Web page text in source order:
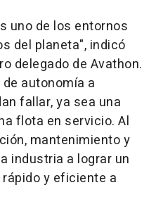
uno de los entornos
del planeta", indicó
delegado de Avathon.
autonomía a
fallar, ya sea una
flota en servicio. Al
mantenimiento y
industria a lograr un
y eficiente a